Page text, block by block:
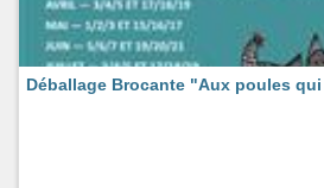
Déballage Brocante "Aux poules